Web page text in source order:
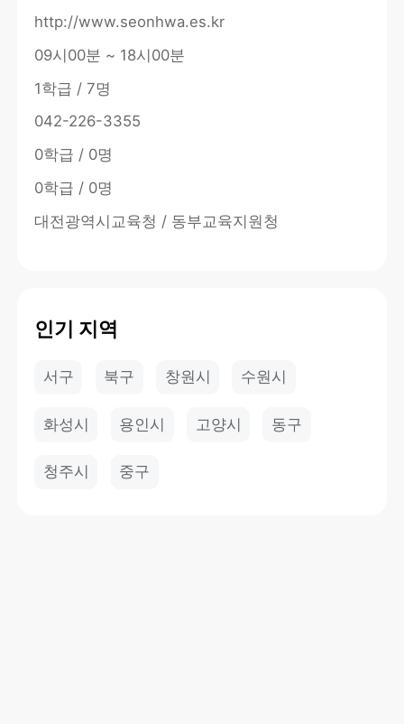
http://www.seonhwa.es.kr
09시00분 ~ 18시00분
1학급 / 7명
042-226-3355
0학급 / 0명
0학급 / 0명
대전광역시교육청 / 동부교육지원청
인기 지역
서구 북구 창원시 수원시
화성시 용인시 고양시 동구
청주시 중구